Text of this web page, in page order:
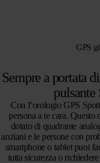
GPS
Sempre a portata
pulsante
Con l’orologio GPS
persona a te cara.
dotato di quadrante
anziani e le persone con
smartphone o tablet puoi
tutta sicurezza o